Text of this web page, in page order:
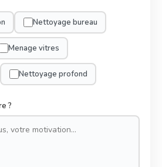
Nettoyage bureau
Menage vitres
Nettoyage profond
?